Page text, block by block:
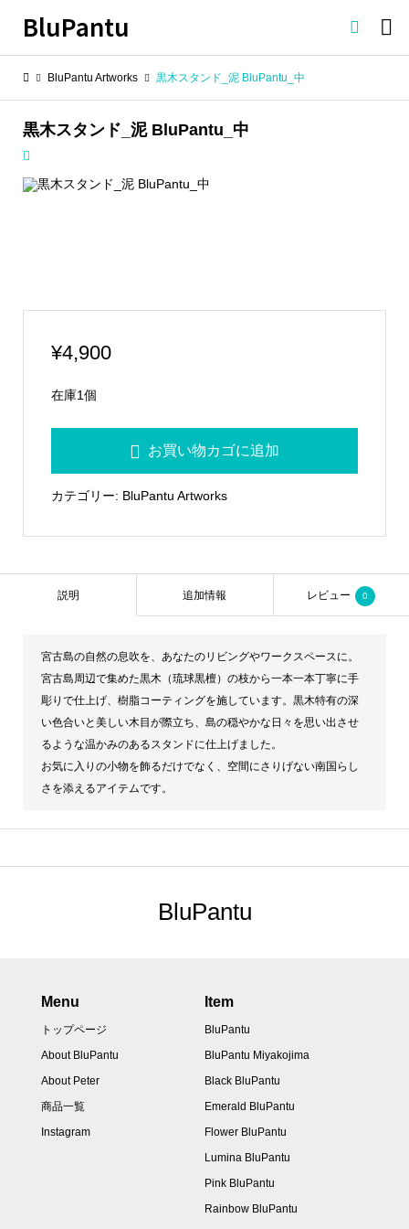
BluPantu 
BluPantu Artworks 黒木スタンド_泥 BluPantu_中
黒木スタンド_泥 BluPantu_中
¥4,900
在庫1個
ス
中
個
お買い物カゴに追加
カテゴリー: BluPantu Artworks
説明 追加情報 レビュー 0
宮古島の自然の息吹を、あなたのリビングやワークスペースに。
宮古島周辺で集めた黒木（琉球黒檀）の枝から一本一本丁寧に手
彫りで仕上げ、樹脂コーティングを施しています。黒木特有の深
い色合いと美しい木目が際立ち、島の穏やかな日々を思い出させ
るような温かみのあるスタンドに仕上げました。
お気に入りの小物を飾るだけでなく、空間にさりげない南国らし
さを添えるアイテムです。
BluPantu
Menu
トップページ
About BluPantu
About Peter
商品一覧
Instagram
Item
BluPantu
BluPantu Miyakojima
Black BluPantu
Emerald BluPantu
Flower BluPantu
Lumina BluPantu
Pink BluPantu
Rainbow BluPantu